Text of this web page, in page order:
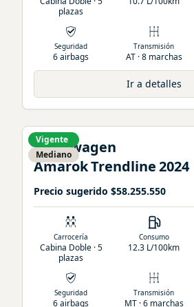
plazas
Seguridad
6 airbags
Transmisión
AT · 8 marchas
Ir a detalles
Vigente
Mediano
Volkswagen
AmarokTrendline2024
Precio sugerido $58.255.550
Carrocería
Cabina Doble · 5
plazas
Consumo
12.3 L/100km
Seguridad
6 airbags
Transmisión
MT · 6 marchas